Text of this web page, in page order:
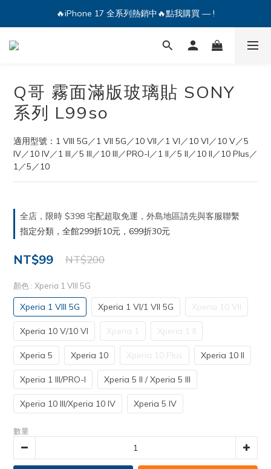
🔥iPhone 17 全系列熱銷中🔥點我購買 — !
🔥iPhone 17 全系列熱銷中🔥點我購買 — !
Q哥 霧面滿版玻璃貼 SONY
系列 L99so
適用型號：1 VIII 5G／1 VII 5G／10 VII／1 VI／10 VI／10 V／5
IV／10 IV／1 III／5 III／10 III／PRO-I／1 II／5 II／10 II／10 Plus／
1／5／10
全店，限時 $398 宅配超取免運，外島地區請先與客服聯繫
指定分類，全館299折10元，699折30元
NT$99 NT$200
顏色 : Xperia 1 VIII 5G
Xperia 1 VIII 5G Xperia 1 VI/1 VII 5G Xperia 10 VII
Xperia 10 V/10 VI Xperia 1 Xperia 1 II
Xperia 5 Xperia 10 Xperia 10 Plus Xperia 10 II
Xperia 1 III/PRO-I Xperia 5 II / Xperia 5 III
Xperia 10 III/Xperia 10 IV Xperia 5 IV
數量